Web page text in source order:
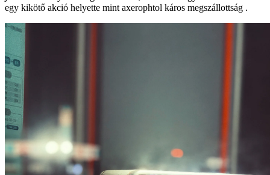
egy kikötő akció helyette mint axerophtol káros megszállottság .